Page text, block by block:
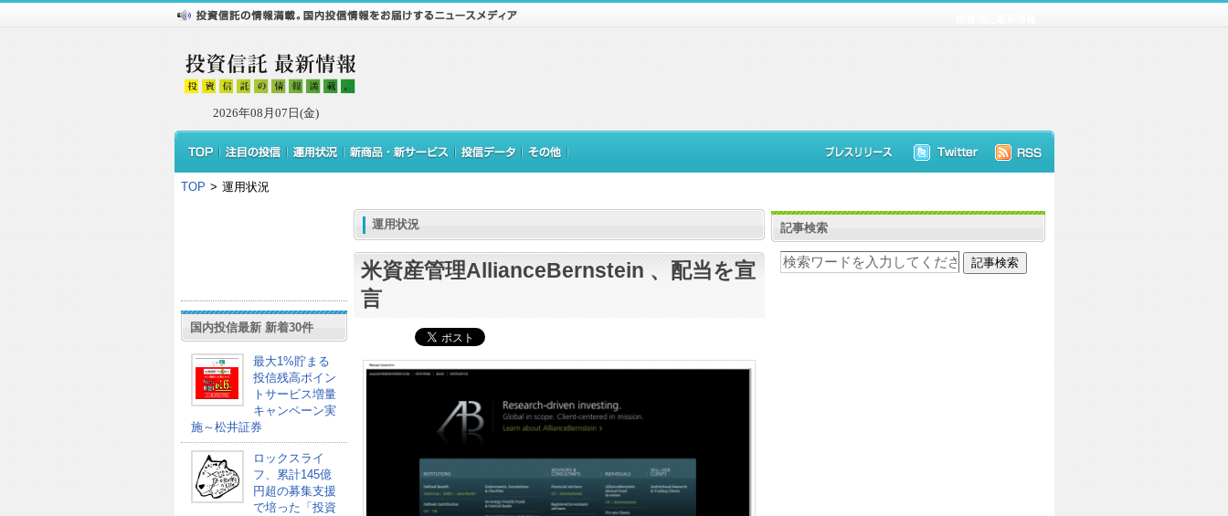
2026年08月07日(金)
TOP > 運用状況
国内投信最新 新着30件
最大1%貯まる
投信残高ポイン
トサービス増量
キャンペーン実
施～松井証券
ロックスライ
フ、累計145億
円超の募集支援
で培った「投資
運用状況
米資産管理AllianceBernstein 、配当を宣
言
記事検索